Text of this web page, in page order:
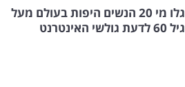
גלו מי 20 הנשים היפות בעולם מעל
גיל 60 לדעת גולשי האינטרנט